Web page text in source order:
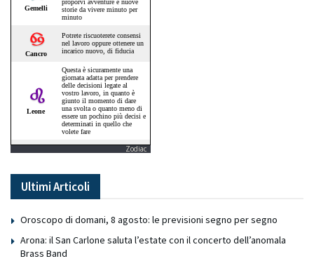
Zodiac
Ultimi Articoli
Oroscopo di domani, 8 agosto: le previsioni segno per segno
Arona: il San Carlone saluta l’estate con il concerto dell’anomala
Brass Band